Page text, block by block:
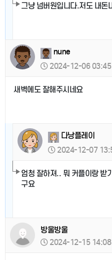
그냥 넘버원입니다.저도 내돈
nune
2024-12-06 03:45
새벽에도 잘해주시네요
다낭플레이
2024-12-07
엄청 잘하져.. 뭐 커플이랑 받
구요
방울방울
2024-12-15 14:08